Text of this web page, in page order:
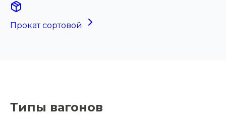
Прокат сортовой
Типы вагонов